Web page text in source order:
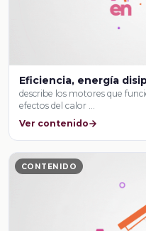
Eficiencia, energía
describe los motores que
efectos del calor …
Ver contenido
CONTENIDO